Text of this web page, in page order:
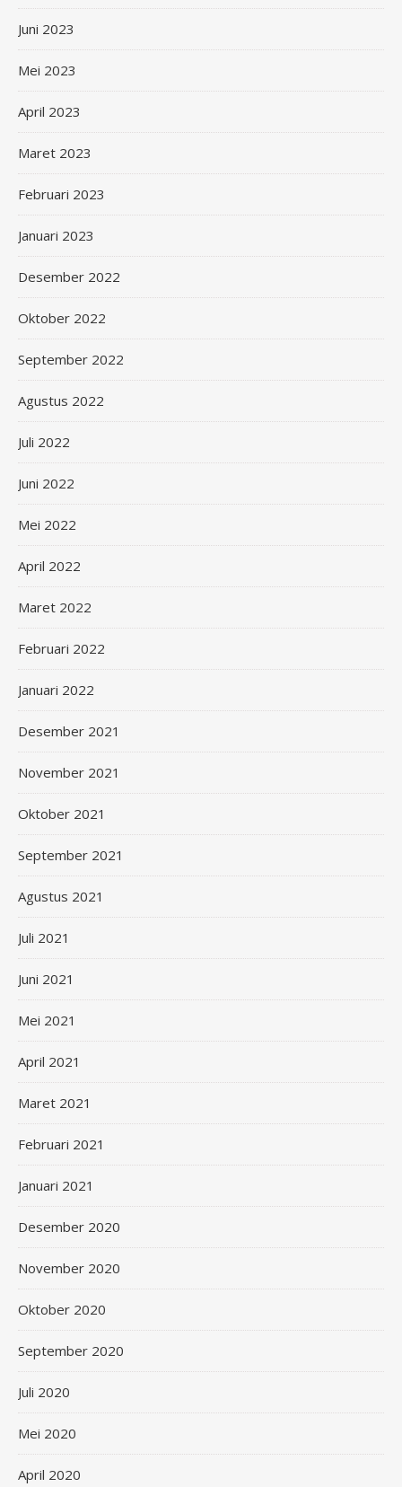
Juni 2023
Mei 2023
April 2023
Maret 2023
Februari 2023
Januari 2023
Desember 2022
Oktober 2022
September 2022
Agustus 2022
Juli 2022
Juni 2022
Mei 2022
April 2022
Maret 2022
Februari 2022
Januari 2022
Desember 2021
November 2021
Oktober 2021
September 2021
Agustus 2021
Juli 2021
Juni 2021
Mei 2021
April 2021
Maret 2021
Februari 2021
Januari 2021
Desember 2020
November 2020
Oktober 2020
September 2020
Juli 2020
Mei 2020
April 2020